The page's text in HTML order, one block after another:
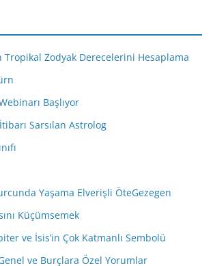
Tropikal Zodyak Derecelerini Hesaplama
Başlıyor
Sarsılan Astrolog
Yaşama Elverişli ÖteGezegen
Küçümsemek
ve İsis’in Çok Katmanlı Sembolü
ve Burçlara Özel Yorumlar